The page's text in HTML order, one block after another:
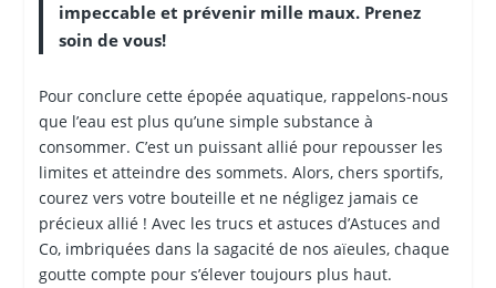
impeccable et prévenir mille maux. Prenez
soin de vous!
Pour conclure cette épopée aquatique, rappelons-nous
que l’eau est plus qu’une simple substance à
consommer. C’est un puissant allié pour repousser les
limites et atteindre des sommets. Alors, chers sportifs,
courez vers votre bouteille et ne négligez jamais ce
précieux allié ! Avec les trucs et astuces d’Astuces and
Co, imbriquées dans la sagacité de nos aïeules, chaque
goutte compte pour s’élever toujours plus haut.